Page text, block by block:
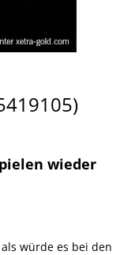
wieder
würde es bei den